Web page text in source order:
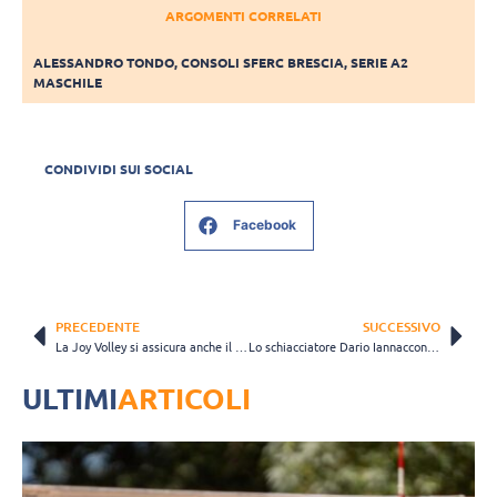
ARGOMENTI CORRELATI
ALESSANDRO TONDO,CONSOLI SFERC BRESCIA,SERIE A2
MASCHILE
CONDIVIDI SUI SOCIAL
Facebook
PRECEDENTE SUCCESSIVO
Lo schiacciatore Dario Iannaccone si accasa all’Aurispa Lecce
ULTIMIARTICOLI